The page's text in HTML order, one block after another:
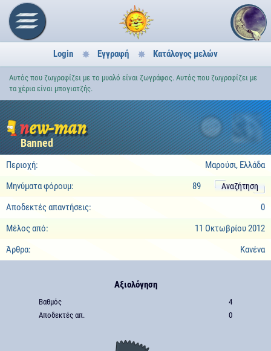
Login Εγγραφή Κατάλογος μελών
Αυτός που ζωγραφίζει με το μυαλό είναι ζωγράφος. Αυτός που ζωγραφίζει με
τα χέρια είναι μπογιατζής.
new-man
Banned
4
Περιοχή:
Μαρούσι, Ελλάδα
Μηνύματα φόρουμ:
89 Αναζήτηση
Αποδεκτές απαντήσεις:
0
Μέλος από:
11 Οκτωβρίου 2012
Άρθρα:
Κανένα
Αξιολόγηση
Βαθμός
4
Αποδεκτές απ.
0